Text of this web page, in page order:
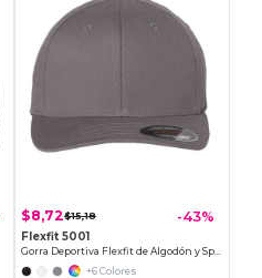
$8,72$15,18 -43%
Flexfit 5001
Gorra Deportiva Flexfit de Algodón y Spandex
+6 Colores